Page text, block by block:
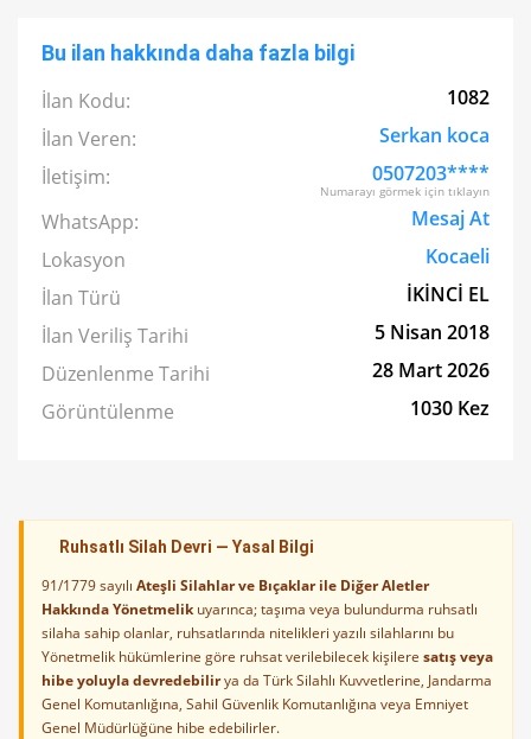
Bu ilan hakkında daha fazla bilgi
İlan Kodu:
1082
İlan Veren:
Serkan koca
İletişim:
0507203****
Numarayı görmek için tıklayın
WhatsApp:
Mesaj At
Lokasyon
Kocaeli
İlan Türü
İKİNCİ EL
İlan Veriliş Tarihi
5 Nisan 2018
Düzenlenme Tarihi
28 Mart 2026
Görüntülenme
1030 Kez
Ruhsatlı Silah Devri — Yasal Bilgi
91/1779 sayılı Ateşli Silahlar ve Bıçaklar ile Diğer Aletler
Hakkında Yönetmelikuyarınca; taşıma veya bulundurma ruhsatlı
silaha sahip olanlar, ruhsatlarında nitelikleri yazılı silahlarını bu
Yönetmelik hükümlerine göre ruhsat verilebilecek kişilere satış veya
hibe yoluyla devredebilirya da Türk Silahlı Kuvvetlerine, Jandarma
Genel Komutanlığına, Sahil Güvenlik Komutanlığına veya Emniyet
Genel Müdürlüğüne hibe edebilirler.